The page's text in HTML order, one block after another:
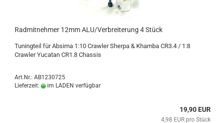
Radmitnehmer 12mm ALU/Verbreiterung 4 Stück
Tuningteil für Absima 1:10 Crawler Sherpa & Khamba CR3.4 / 1:8
Crawler Yucatan CR1.8 Chassis
Art.Nr.: AB1230725
Lieferzeit:
im LADEN verfügbar
19,90 EUR
4,98 EUR pro Stück